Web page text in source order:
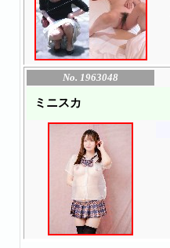
No. 1963048
ミニスカ